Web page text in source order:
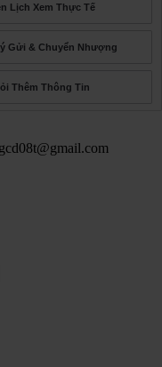
Lịch Xem Thực Tế
Gửi & Chuyển Nhượng
Thêm Thông Tin